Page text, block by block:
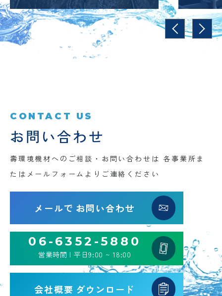
CONTACT US
お問い合わせ
壽環境機材へのご相談・お問い合わせは 各事業所ま
たはメールフォームよりご連絡ください
メールで お問い合わせ
06-6352-5880
営業時間 | 平日9:00 ~ 18:00
会社概要 ダウンロード